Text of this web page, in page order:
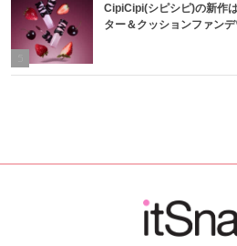
CipiCipi(シピシピ)の新作
ター＆クッションファン